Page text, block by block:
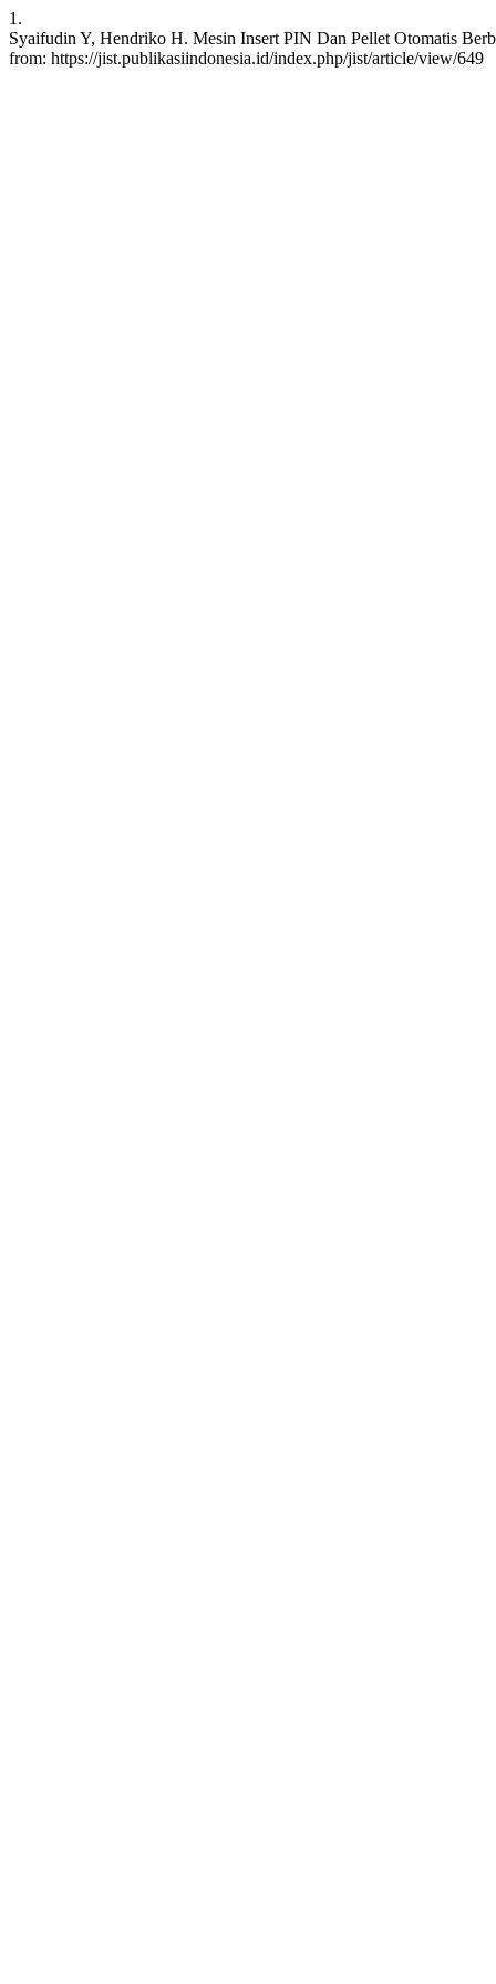
1.
Syaifudin Y, Hendriko H. Mesin Insert PIN Dan Pellet Otomatis
from: https://jist.publikasiindonesia.id/index.php/jist/article/view/649